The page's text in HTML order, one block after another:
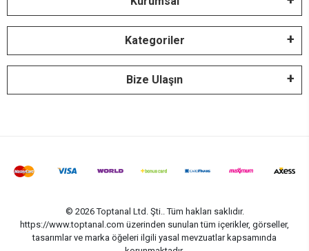
Kategoriler
Bize Ulaşın
© 2026 Toptanal Ltd. Şti.. Tüm hakları saklıdır.
https://www.toptanal.com üzerinden sunulan tüm içerikler, görseller,
tasarımlar ve marka öğeleri ilgili yasal mevzuatlar kapsamında